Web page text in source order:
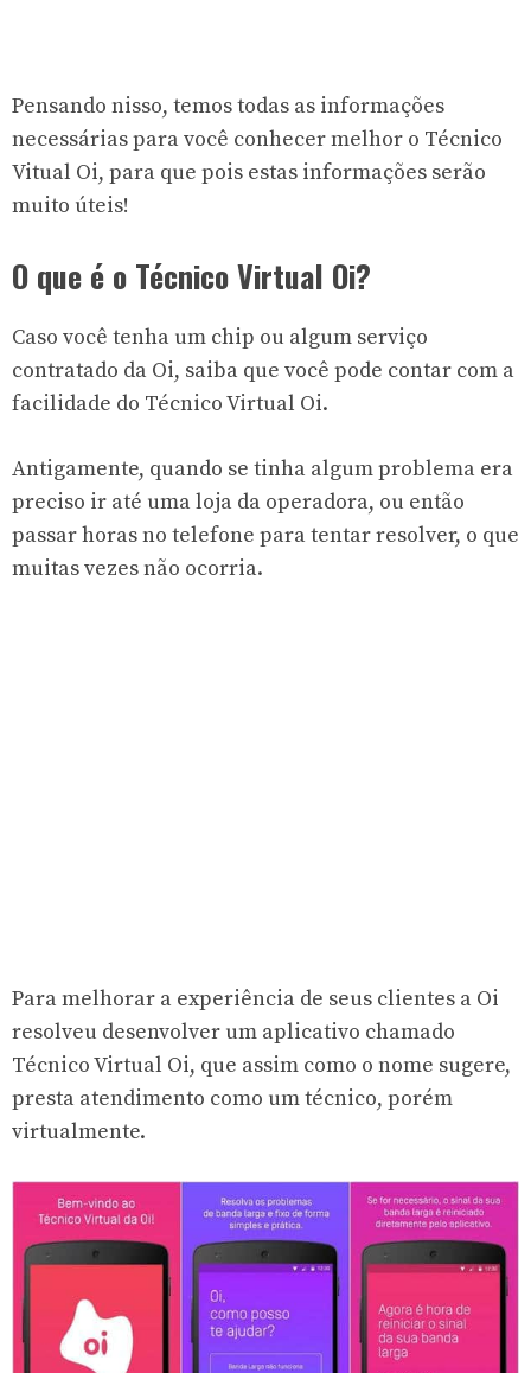
Pensando nisso, temos todas as informações
necessárias para você conhecer melhor o Técnico
Vitual Oi, para que pois estas informações serão
muito úteis!
O que é o Técnico Virtual Oi?
Caso você tenha um chip ou algum serviço
contratado da Oi, saiba que você pode contar com a
facilidade do Técnico Virtual Oi.
Antigamente, quando se tinha algum problema era
preciso ir até uma loja da operadora, ou então
passar horas no telefone para tentar resolver, o que
muitas vezes não ocorria.
Para melhorar a experiência de seus clientes a Oi
resolveu desenvolver um aplicativo chamado
Técnico Virtual Oi, que assim como o nome sugere,
presta atendimento como um técnico, porém
virtualmente.